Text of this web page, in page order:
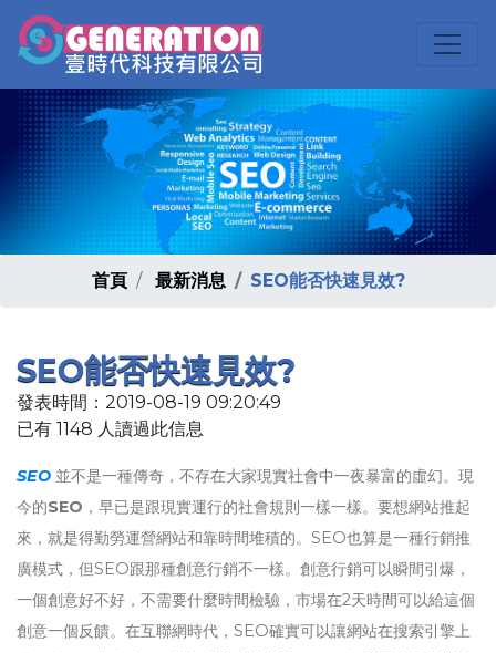
首頁 最新消息 SEO能否快速見效?
SEO能否快速見效?
發表時間：2019-08-19 09:20:49
已有 1148 人讀過此信息
SEO 並不是一種傳奇，不存在大家現實社會中一夜暴富的虛幻。現
今的SEO ，早已是跟現實運行的社會規則一樣一樣。要想網站推起
來，就是得勤勞運營網站和靠時間堆積的。SEO也算是一種行銷推
廣模式，但SEO跟那種創意行銷不一樣。創意行銷可以瞬間引爆，
一個創意好不好，不需要什麼時間檢驗，市場在2天時間可以給這個
創意一個反饋。在互聯網時代，SEO確實可以讓網站在搜索引擎上